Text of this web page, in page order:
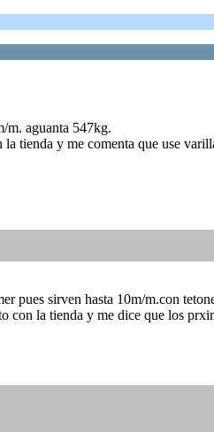
m. aguanta 547kg.
tienda y me comenta que use
sirven hasta 10m/m.con
la tienda y me dice que los